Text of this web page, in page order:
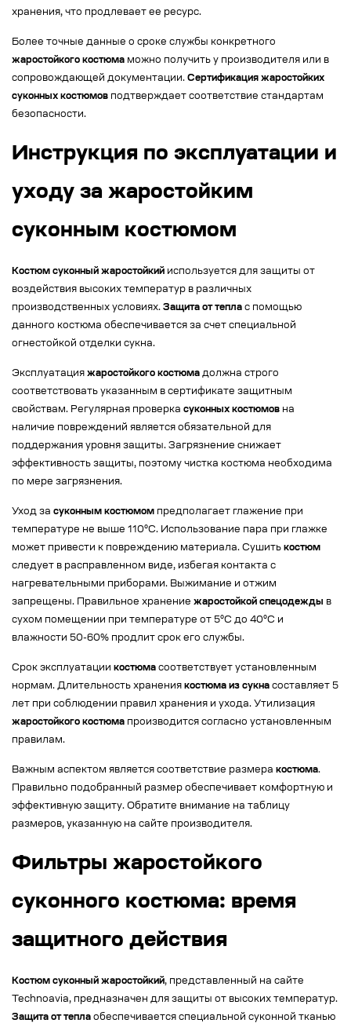
хранения, что продлевает ее ресурс.
Более точные данные о сроке службы конкретного
жаростойкого костюма можно получить у производителя или в
сопровождающей документации. Сертификация жаростойких
суконных костюмов подтверждает соответствие стандартам
безопасности.
Инструкция по эксплуатации и
уходу за жаростойким
суконным костюмом
Костюм суконный жаростойкий используется для защиты от
воздействия высоких температур в различных
производственных условиях. Защита от тепла с помощью
данного костюма обеспечивается за счет специальной
огнестойкой отделки сукна.
Эксплуатация жаростойкого костюма должна строго
соответствовать указанным в сертификате защитным
свойствам. Регулярная проверка суконных костюмов на
наличие повреждений является обязательной для
поддержания уровня защиты. Загрязнение снижает
эффективность защиты, поэтому чистка костюма необходима
по мере загрязнения.
Уход за суконным костюмом предполагает глажение при
температуре не выше 110°C. Использование пара при глажке
может привести к повреждению материала. Сушить костюм
следует в расправленном виде, избегая контакта с
нагревательными приборами. Выжимание и отжим
запрещены. Правильное хранение жаростойкой спецодежды в
сухом помещении при температуре от 5°C до 40°C и
влажности 50-60% продлит срок его службы.
Срок эксплуатации костюма соответствует установленным
нормам. Длительность хранения костюма из сукна составляет 5
лет при соблюдении правил хранения и ухода. Утилизация
жаростойкого костюма производится согласно установленным
правилам.
Важным аспектом является соответствие размера костюма.
Правильно подобранный размер обеспечивает комфортную и
эффективную защиту. Обратите внимание на таблицу
размеров, указанную на сайте производителя.
Фильтры жаростойкого
суконного костюма: время
защитного действия
Костюм суконный жаростойкий, представленный на сайте
Technoavia, предназначен для защиты от высоких температур.
Защита от тепла обеспечивается специальной суконной тканью